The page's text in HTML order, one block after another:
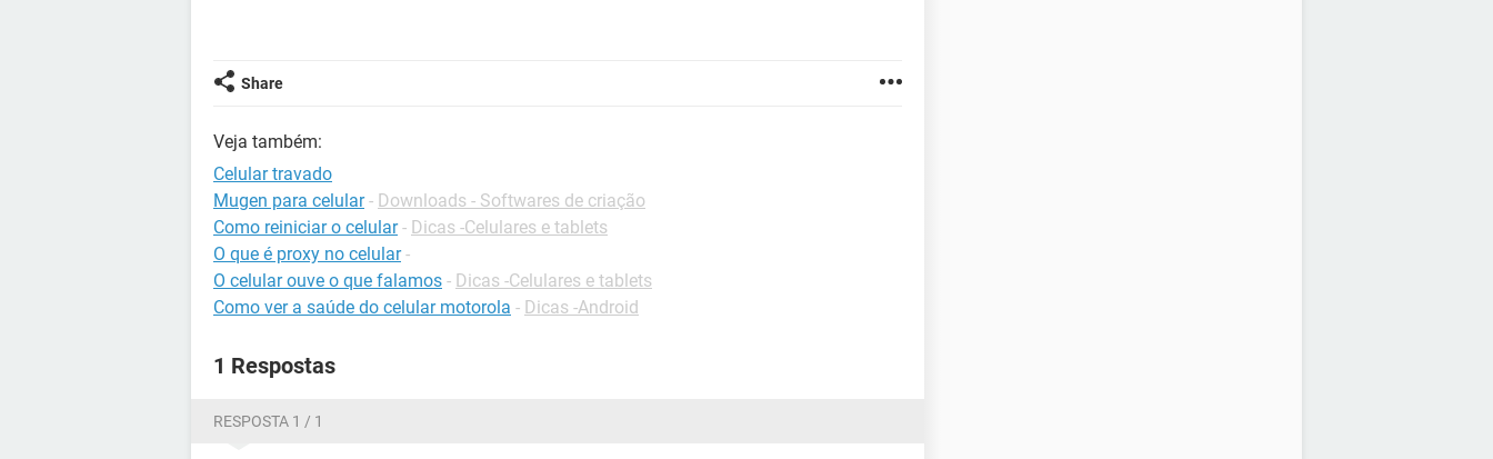
Share
Veja também:
Celular travado
Mugen para celular - Downloads - Softwares de criação
Como reiniciar o celular - Dicas -Celulares e tablets
O que é proxy no celular -
O celular ouve o que falamos - Dicas -Celulares e tablets
Como ver a saúde do celular motorola - Dicas -Android
1 Respostas
RESPOSTA 1 / 1